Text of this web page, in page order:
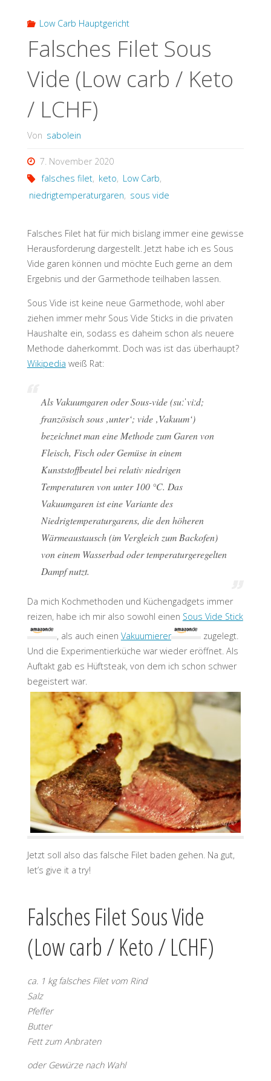
Low Carb Hauptgericht
Falsches Filet Sous
Vide (Low carb / Keto
/ LCHF)
Von sabolein
7. November 2020
falsches filet, keto, Low Carb,
niedrigtemperaturgaren, sous vide
Falsches Filet hat für mich bislang immer eine gewisse
Herausforderung dargestellt. Jetzt habe ich es Sous
Vide garen können und möchte Euch gerne an dem
Ergebnis und der Garmethode teilhaben lassen.
Sous Vide ist keine neue Garmethode, wohl aber
ziehen immer mehr Sous Vide Sticks in die privaten
Haushalte ein, sodass es daheim schon als neuere
Methode daherkommt. Doch was ist das überhaupt?
Wikipedia weiß Rat:
Als Vakuumgaren oder Sous-vide (​suːˈviːd​;
französisch sous ‚unter‘; vide ‚Vakuum‘)
bezeichnet man eine Methode zum Garen von
Fleisch, Fisch oder Gemüse in einem
Kunststoffbeutel bei relativ niedrigen
Temperaturen von unter 100 °C. Das
Vakuumgaren ist eine Variante des
Niedrigtemperaturgarens, die den höheren
Wärmeaustausch (im Vergleich zum Backofen)
von einem Wasserbad oder temperaturgeregelten
Dampf nutzt.
Da mich Kochmethoden und Küchengadgets immer
reizen, habe ich mir also sowohl einen Sous Vide Stick
, als auch einen Vakuumierer
zugelegt.
Und die Experimentierküche war wieder eröffnet. Als
Auftakt gab es Hüftsteak, von dem ich schon schwer
begeistert war.
Jetzt soll also das falsche Filet baden gehen. Na gut,
let’s give it a try!
Falsches Filet Sous Vide
(Low carb / Keto / LCHF)
ca. 1 kg falsches Filet vom Rind
Salz
Pfeffer
Butter
Fett zum Anbraten
oder Gewürze nach Wahl